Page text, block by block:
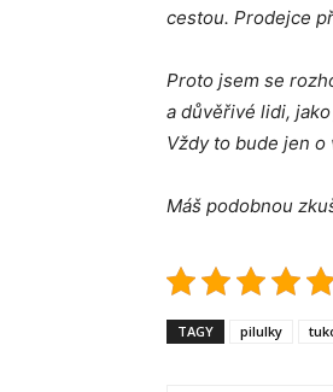
cestou. Prodejce
Proto jsem se
a důvěřivé lidi,
Vždy to bude jen o
Máš podobnou
TAGY pilulky